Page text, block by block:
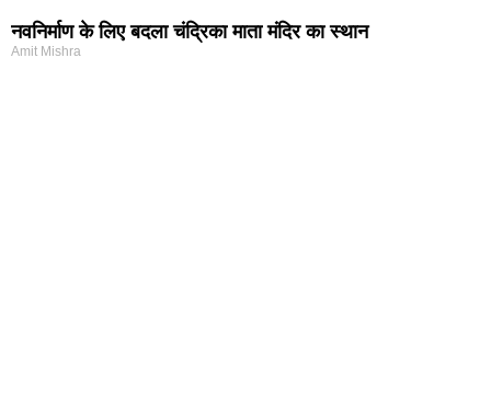
नवनिर्माण के लिए बदला चंद्रिका माता मंदिर का स्थान
Amit Mishra